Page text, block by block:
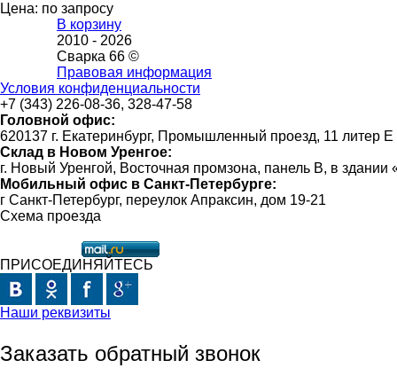
Цена: по запросу
В корзину
2010 - 2026
Сварка 66 ©
Правовая информация
Условия конфиденциальности
+7 (343) 226-08-36, 328-47-58
Головной офис:
620137 г. Екатеринбург, Промышленный проезд, 11 литер Е
Склад в Новом Уренгое:
г. Новый Уренгой, Восточная промзона, панель В, в
Мобильный офис в Санкт-Петербурге:
г Санкт-Петербург, переулок Апраксин, дом 19-21
Схема проезда
ПРИСОЕДИНЯЙТЕСЬ
Наши реквизиты
Заказать обратный звонок